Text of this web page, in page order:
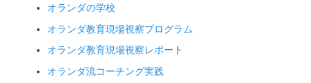
オランダの学校
オランダ教育現場視察プログラム
オランダ教育現場視察レポート
オランダ流コーチング実践